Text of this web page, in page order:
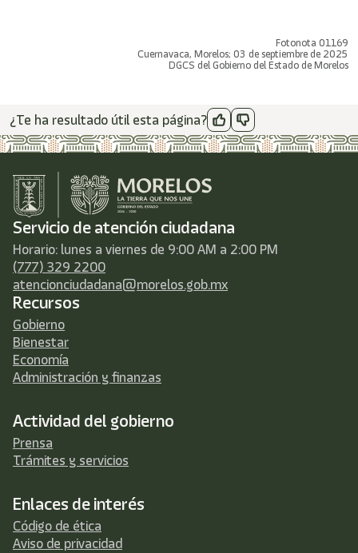
Fotonota 01169
Cuernavaca, Morelos; 03 de septiembre de 2025
DGCS del Gobierno del Estado de Morelos
¿Te ha resultado útil esta página?
Servicio de atención ciudadana
Horario: lunes a viernes de 9:00 AM a 2:00 PM
(777) 329 2200
atencionciudadana@morelos.gob.mx
Recursos
Gobierno
Bienestar
Economía
Administración y finanzas
Actividad del gobierno
Prensa
Trámites y servicios
Enlaces de interés
Código de ética
Aviso de privacidad